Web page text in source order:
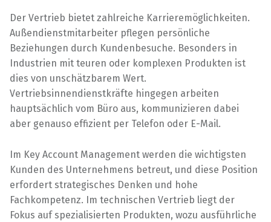
Der Vertrieb bietet zahlreiche Karrieremöglichkeiten.
Außendienstmitarbeiter pflegen persönliche
Beziehungen durch Kundenbesuche. Besonders in
Industrien mit teuren oder komplexen Produkten ist
dies von unschätzbarem Wert.
Vertriebsinnendienstkräfte hingegen arbeiten
hauptsächlich vom Büro aus, kommunizieren dabei
aber genauso effizient per Telefon oder E-Mail.
Im Key Account Management werden die wichtigsten
Kunden des Unternehmens betreut, und diese Position
erfordert strategisches Denken und hohe
Fachkompetenz. Im technischen Vertrieb liegt der
Fokus auf spezialisierten Produkten, wozu ausführliche